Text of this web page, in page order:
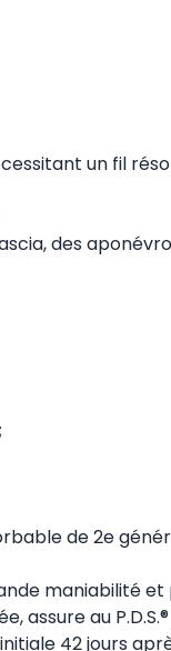
un fil
des
de 2e
maniabilité
au
42 jours